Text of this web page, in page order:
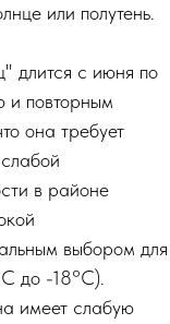
или полутень.
длится с июня по
и повторным
она требует
в районе
выбором для
до -18°C).
имеет слабую